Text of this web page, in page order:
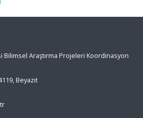
Araştırma Projeleri Koordinasyon
Beyazıt